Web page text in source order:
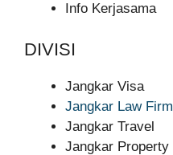
Info Kerjasama
DIVISI
Jangkar Visa
Jangkar Law Firm
Jangkar Travel
Jangkar Property